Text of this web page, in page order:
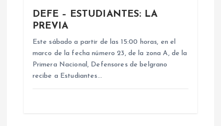
DEFE – ESTUDIANTES: LA
PREVIA
Este sábado a partir de las 15:00 horas, en el
marco de la fecha número 23, de la zona A, de la
Primera Nacional, Defensores de belgrano
recibe a Estudiantes…